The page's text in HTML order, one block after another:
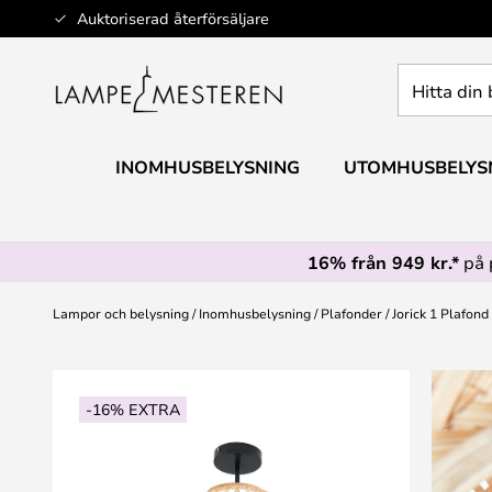
Auktoriserad återförsäljare
Hoppa
till
din
INOMHUSBELYSNING
16% från 949 kr.* på
Lampor och belysning Inomhusbelysning Plafonder Jorick 1
-16% EXTRA